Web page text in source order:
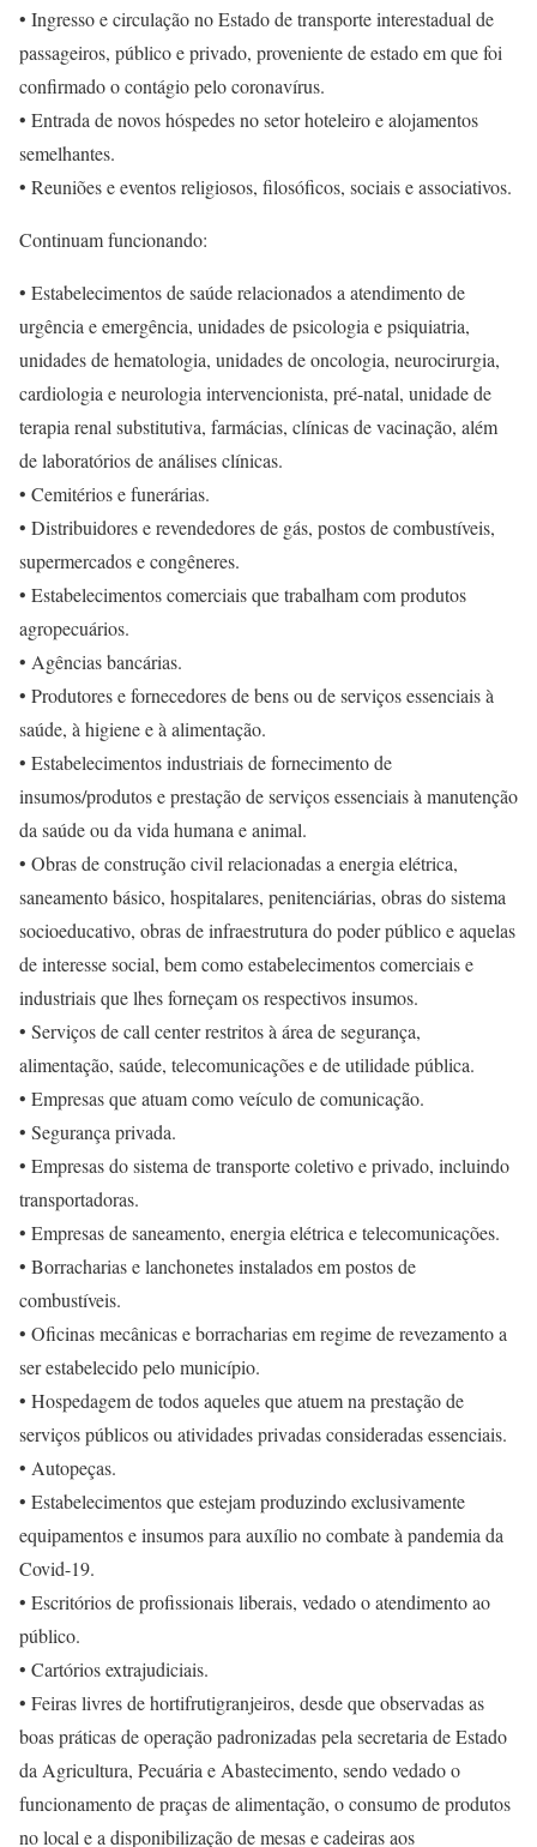
• Ingresso e circulação no Estado de transporte interestadual de
passageiros, público e privado, proveniente de estado em que foi
confirmado o contágio pelo coronavírus.
• Entrada de novos hóspedes no setor hoteleiro e alojamentos
semelhantes.
• Reuniões e eventos religiosos, filosóficos, sociais e associativos.
Continuam funcionando:
• Estabelecimentos de saúde relacionados a atendimento de
urgência e emergência, unidades de psicologia e psiquiatria,
unidades de hematologia, unidades de oncologia, neurocirurgia,
cardiologia e neurologia intervencionista, pré-natal, unidade de
terapia renal substitutiva, farmácias, clínicas de vacinação, além
de laboratórios de análises clínicas.
• Cemitérios e funerárias.
• Distribuidores e revendedores de gás, postos de combustíveis,
supermercados e congêneres.
• Estabelecimentos comerciais que trabalham com produtos
agropecuários.
• Agências bancárias.
• Produtores e fornecedores de bens ou de serviços essenciais à
saúde, à higiene e à alimentação.
• Estabelecimentos industriais de fornecimento de
insumos/produtos e prestação de serviços essenciais à manutenção
da saúde ou da vida humana e animal.
• Obras de construção civil relacionadas a energia elétrica,
saneamento básico, hospitalares, penitenciárias, obras do sistema
socioeducativo, obras de infraestrutura do poder público e aquelas
de interesse social, bem como estabelecimentos comerciais e
industriais que lhes forneçam os respectivos insumos.
• Serviços de call center restritos à área de segurança,
alimentação, saúde, telecomunicações e de utilidade pública.
• Empresas que atuam como veículo de comunicação.
• Segurança privada.
• Empresas do sistema de transporte coletivo e privado, incluindo
transportadoras.
• Empresas de saneamento, energia elétrica e telecomunicações.
• Borracharias e lanchonetes instalados em postos de
combustíveis.
• Oficinas mecânicas e borracharias em regime de revezamento a
ser estabelecido pelo município.
• Hospedagem de todos aqueles que atuem na prestação de
serviços públicos ou atividades privadas consideradas essenciais.
• Autopeças.
• Estabelecimentos que estejam produzindo exclusivamente
equipamentos e insumos para auxílio no combate à pandemia da
Covid-19.
• Escritórios de profissionais liberais, vedado o atendimento ao
público.
• Cartórios extrajudiciais.
• Feiras livres de hortifrutigranjeiros, desde que observadas as
boas práticas de operação padronizadas pela secretaria de Estado
da Agricultura, Pecuária e Abastecimento, sendo vedado o
funcionamento de praças de alimentação, o consumo de produtos
no local e a disponibilização de mesas e cadeiras aos